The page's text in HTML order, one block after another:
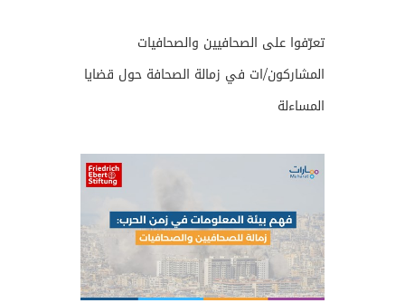
تعرّفوا على الصحافيين والصحافيات
المشاركون/ات في زمالة الصحافة حول قضايا
المساءلة